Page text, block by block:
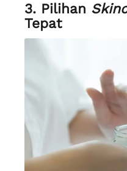
3. Pilihan
Tepat